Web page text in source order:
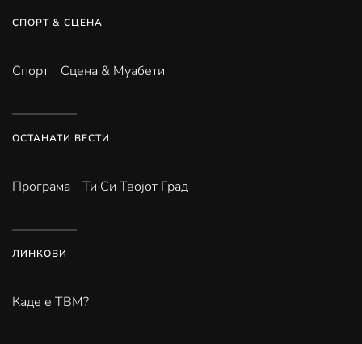
СПОРТ & СЦЕНА
Спорт Сцена & Муабети
ОСТАНАТИ ВЕСТИ
Програма Ти Си Твојот Град
ЛИНКОВИ
Каде е ТВМ?